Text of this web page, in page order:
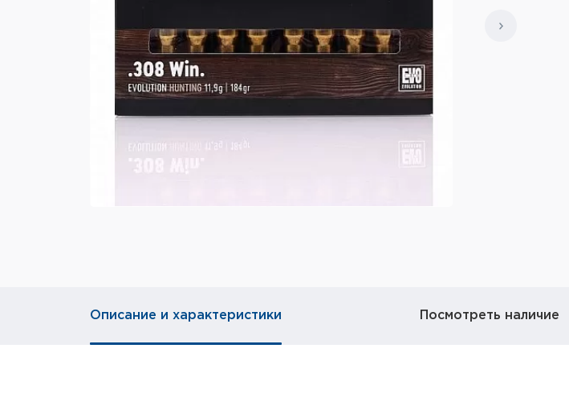
Описание и характеристики Посмотреть наличие